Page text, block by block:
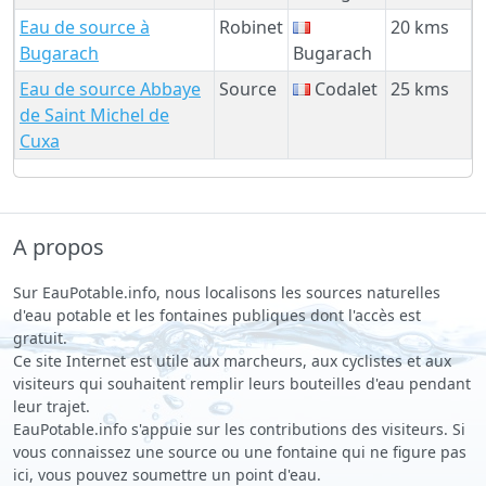
Eau de source à
Bugarach
Robinet
Bugarach
20 kms
Eau de source Abbaye
de Saint Michel de
Cuxa
Source Codalet 25 kms
A propos
Sur EauPotable.info, nous localisons les sources naturelles
d'eau potable et les fontaines publiques dont l'accès est
gratuit.
Ce site Internet est utile aux marcheurs, aux cyclistes et aux
visiteurs qui souhaitent remplir leurs bouteilles d'eau pendant
leur trajet.
EauPotable.info s'appuie sur les contributions des visiteurs. Si
vous connaissez une source ou une fontaine qui ne figure pas
ici, vous pouvez soumettre un point d'eau.